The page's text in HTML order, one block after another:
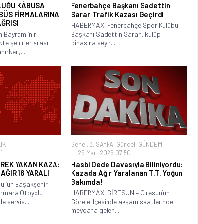
KÂBUSA
FİRMALARINA
şehirler arası
Fenerbahçe Başkanı Sadettin
Saran Trafik Kazası Geçirdi
HABERMAX. Fenerbahçe Spor Kulübü
Başkanı Sadettin Saran, kulüp
binasına seyir...
YAKAN KAZA:
16 YARALI
Başakşehir
Otoyolu
servis...
Genel, 3. SAYFA, Güncel, GÜNDEM
29 Mart 2026 07:50
Hasbi Dede Davasıyla Biliniyordu:
Kazada Ağır Yaralanan T.T. Yoğun
Bakımda!
HABERMAX. GİRESUN – Giresun’un
Görele ilçesinde akşam saatlerinde
meydana gelen...